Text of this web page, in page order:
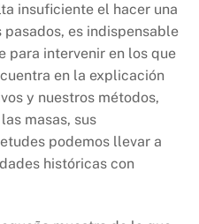
insuficiente el hacer una
es indispensable
para intervenir en los que
en la explicación
y nuestros métodos,
masas, sus
podemos llevar a
históricas con